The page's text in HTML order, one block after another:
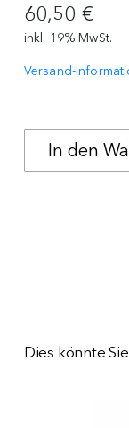
60,50 €
inkl. 19% MwSt.
Versand-
Dies könnte